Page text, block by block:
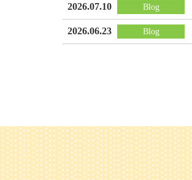
2026.07.10 Blog
2026.06.23 Blog